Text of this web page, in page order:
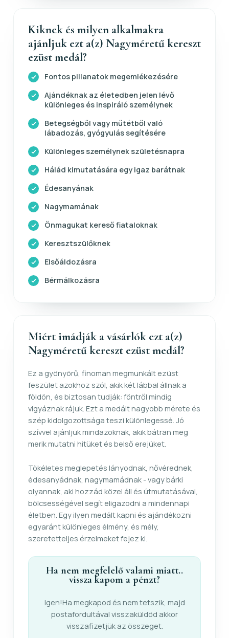
Kiknek és milyen alkalmakra
ajánljuk ezt a(z) Nagyméretű kereszt
ezüst medál?
Fontos pillanatok megemlékezésére
Ajándéknak az életedben jelen lévő
különleges és inspiráló személynek
Betegségből vagy műtétből való
lábadozás, gyógyulás segítésére
Különleges személynek születésnapra
Hálád kimutatására egy igaz barátnak
Édesanyának
Nagymamának
Önmagukat kereső fiataloknak
Keresztszülőknek
Elsőáldozásra
Bérmálkozásra
Miért imádják a vásárlók ezt a(z)
Nagyméretű kereszt ezüst medál?
Ez a gyönyörű, finoman megmunkált ezüst
feszület azokhoz szól, akik két lábbal állnak a
földön, és biztosan tudják: föntről mindig
vigyáznak rájuk. Ezt a medált nagyobb mérete és
szép kidolgozottsága teszi különlegessé. Jó
szívvel ajánljuk mindazoknak, akik bátran meg
merik mutatni hitüket és belső erejüket.
Tökéletes meglepetés lányodnak, nővérednek,
édesanyádnak, nagymamádnak - vagy bárki
olyannak, aki hozzád közel áll és útmutatásával,
bölcsességével segít eligazodni a mindennapi
életben. Egy ilyen medált kapni és ajándékozni
egyaránt különleges élmény, és mély,
szeretetteljes érzelmeket fejez ki.
Ha nem megfelelő valami miatt..
vissza kapom a pénzt?
Igen!Ha megkapod és nem tetszik, majd
postafordultával visszaküldöd akkor
visszafizetjük az összeget.